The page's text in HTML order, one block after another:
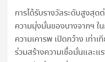
การได้รับรางวัลระดับสูงสุ
ความมุ่งมั่นของบางจากฯ
ความเคารพ เปิดกว้าง เท่
ร่วมสร้างความเชื่อมั่นและ